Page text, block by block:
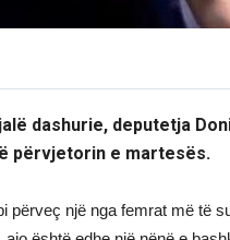
dashurie, deputetja
përvjetorin e martesës.
përveç një nga femrat më të